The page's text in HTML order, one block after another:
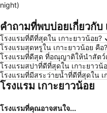
night)
คำถามที่พบบ่อยเกี่ยวกับ
โรงแรมที่ดีที่สุดใน เกาะยาวน้อย?
โรงแรมสุดหรูใน เกาะยาวน้อย คือ?
โรงแรมที่ดีสุด ที่อณุญาติให้นำสัตว์
โรงแรมสปาที่ดีที่สุดใน เกาะยาวน้
โรงแรมที่มีสระว่ายน้ำที่ดีที่สุดใน เ
โรงแรม เกาะยาวน้อย
โรงแรมที่คุณอาจสนใจ...